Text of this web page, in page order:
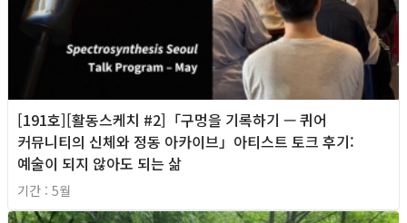
[191호][활동스케치 #2]「구멍을 기록하기 — 퀴어
커뮤니티의 신체와 정동 아카이브」아티스트 토크 후기:
예술이 되지 않아도 되는 삶
기간 : 5월